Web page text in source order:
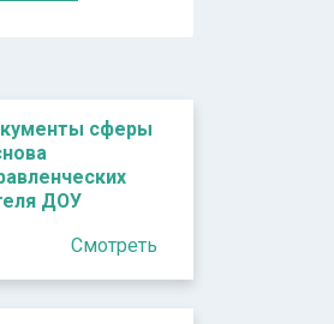
сферы
ДОУ
Смотреть